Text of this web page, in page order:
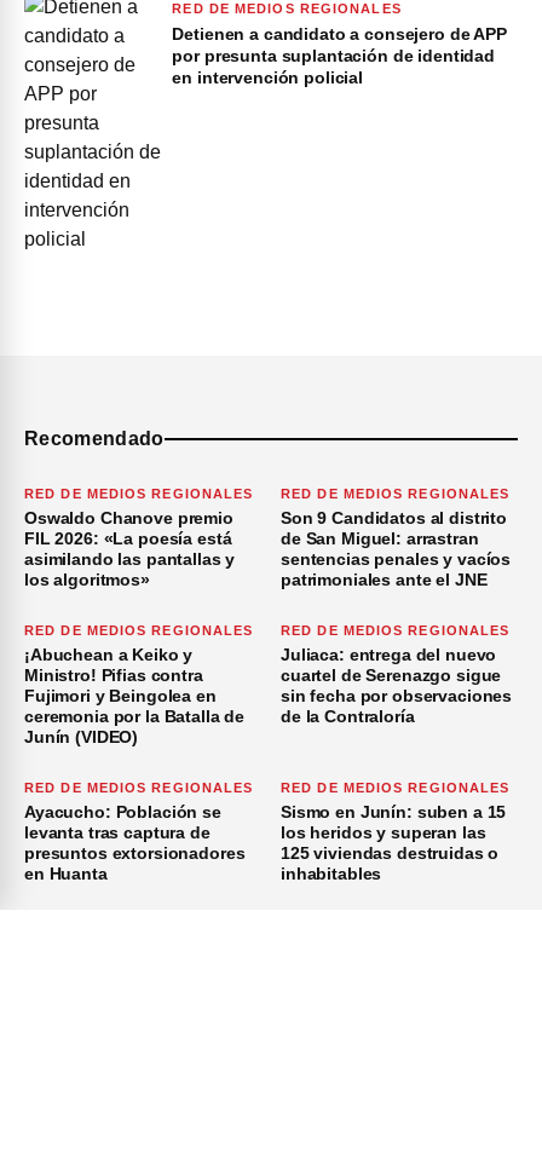
RED DE MEDIOS REGIONALES
Detienen a candidato a consejero de APP
por presunta suplantación de identidad
en intervención policial
Recomendado
RED DE MEDIOS REGIONALES
Oswaldo Chanove premio
FIL 2026: «La poesía está
asimilando las pantallas y
los algoritmos»
RED DE MEDIOS REGIONALES
Son 9 Candidatos al distrito
de San Miguel: arrastran
sentencias penales y vacíos
patrimoniales ante el JNE
RED DE MEDIOS REGIONALES
¡Abuchean a Keiko y
Ministro! Pifias contra
Fujimori y Beingolea en
ceremonia por la Batalla de
Junín (VIDEO)
RED DE MEDIOS REGIONALES
Juliaca: entrega del nuevo
cuartel de Serenazgo sigue
sin fecha por observaciones
de la Contraloría
RED DE MEDIOS REGIONALES
Ayacucho: Población se
levanta tras captura de
presuntos extorsionadores
en Huanta
RED DE MEDIOS REGIONALES
Sismo en Junín: suben a 15
los heridos y superan las
125 viviendas destruidas o
inhabitables